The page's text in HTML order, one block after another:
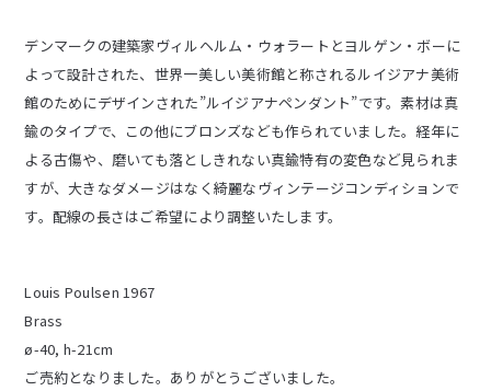
デンマークの建築家ヴィルヘルム・ウォラートとヨルゲン・ボーに
よって設計された、世界一美しい美術館と称されるルイジアナ美術
館のためにデザインされた”ルイジアナペンダント”です。素材は真
鍮のタイプで、この他にブロンズなども作られていました。経年に
よる古傷や、磨いても落としきれない真鍮特有の変色など見られま
すが、大きなダメージはなく綺麗なヴィンテージコンディションで
す。配線の長さはご希望により調整いたします。
Louis Poulsen 1967
Brass
ø-40, h-21cm
ご売約となりました。ありがとうございました。